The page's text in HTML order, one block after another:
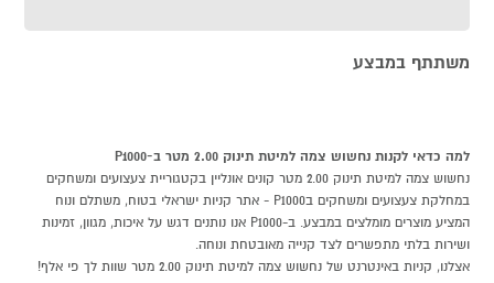
משתתף במבצע
למה כדאי לקנות נחשוש צמה למיטת תינוק 2.00 מטר ב-P1000
נחשוש צמה למיטת תינוק 2.00 מטר קונים אונליין בקטגוריית צעצועים ומשחקים
במחלקת צעצועים ומשחקים בP1000 - אתר קניות ישראלי בטוח, משתלם ונוח
המציע מוצרים מומלצים במבצע. ב-P1000 אנו נותנים דגש על איכות, מגוון, זמינות
ושירות בלתי מתפשרים לצד קנייה מאובטחת ונוחה.
אצלנו, קניות באינטרנט של נחשוש צמה למיטת תינוק 2.00 מטר שוות לך פי אלף!